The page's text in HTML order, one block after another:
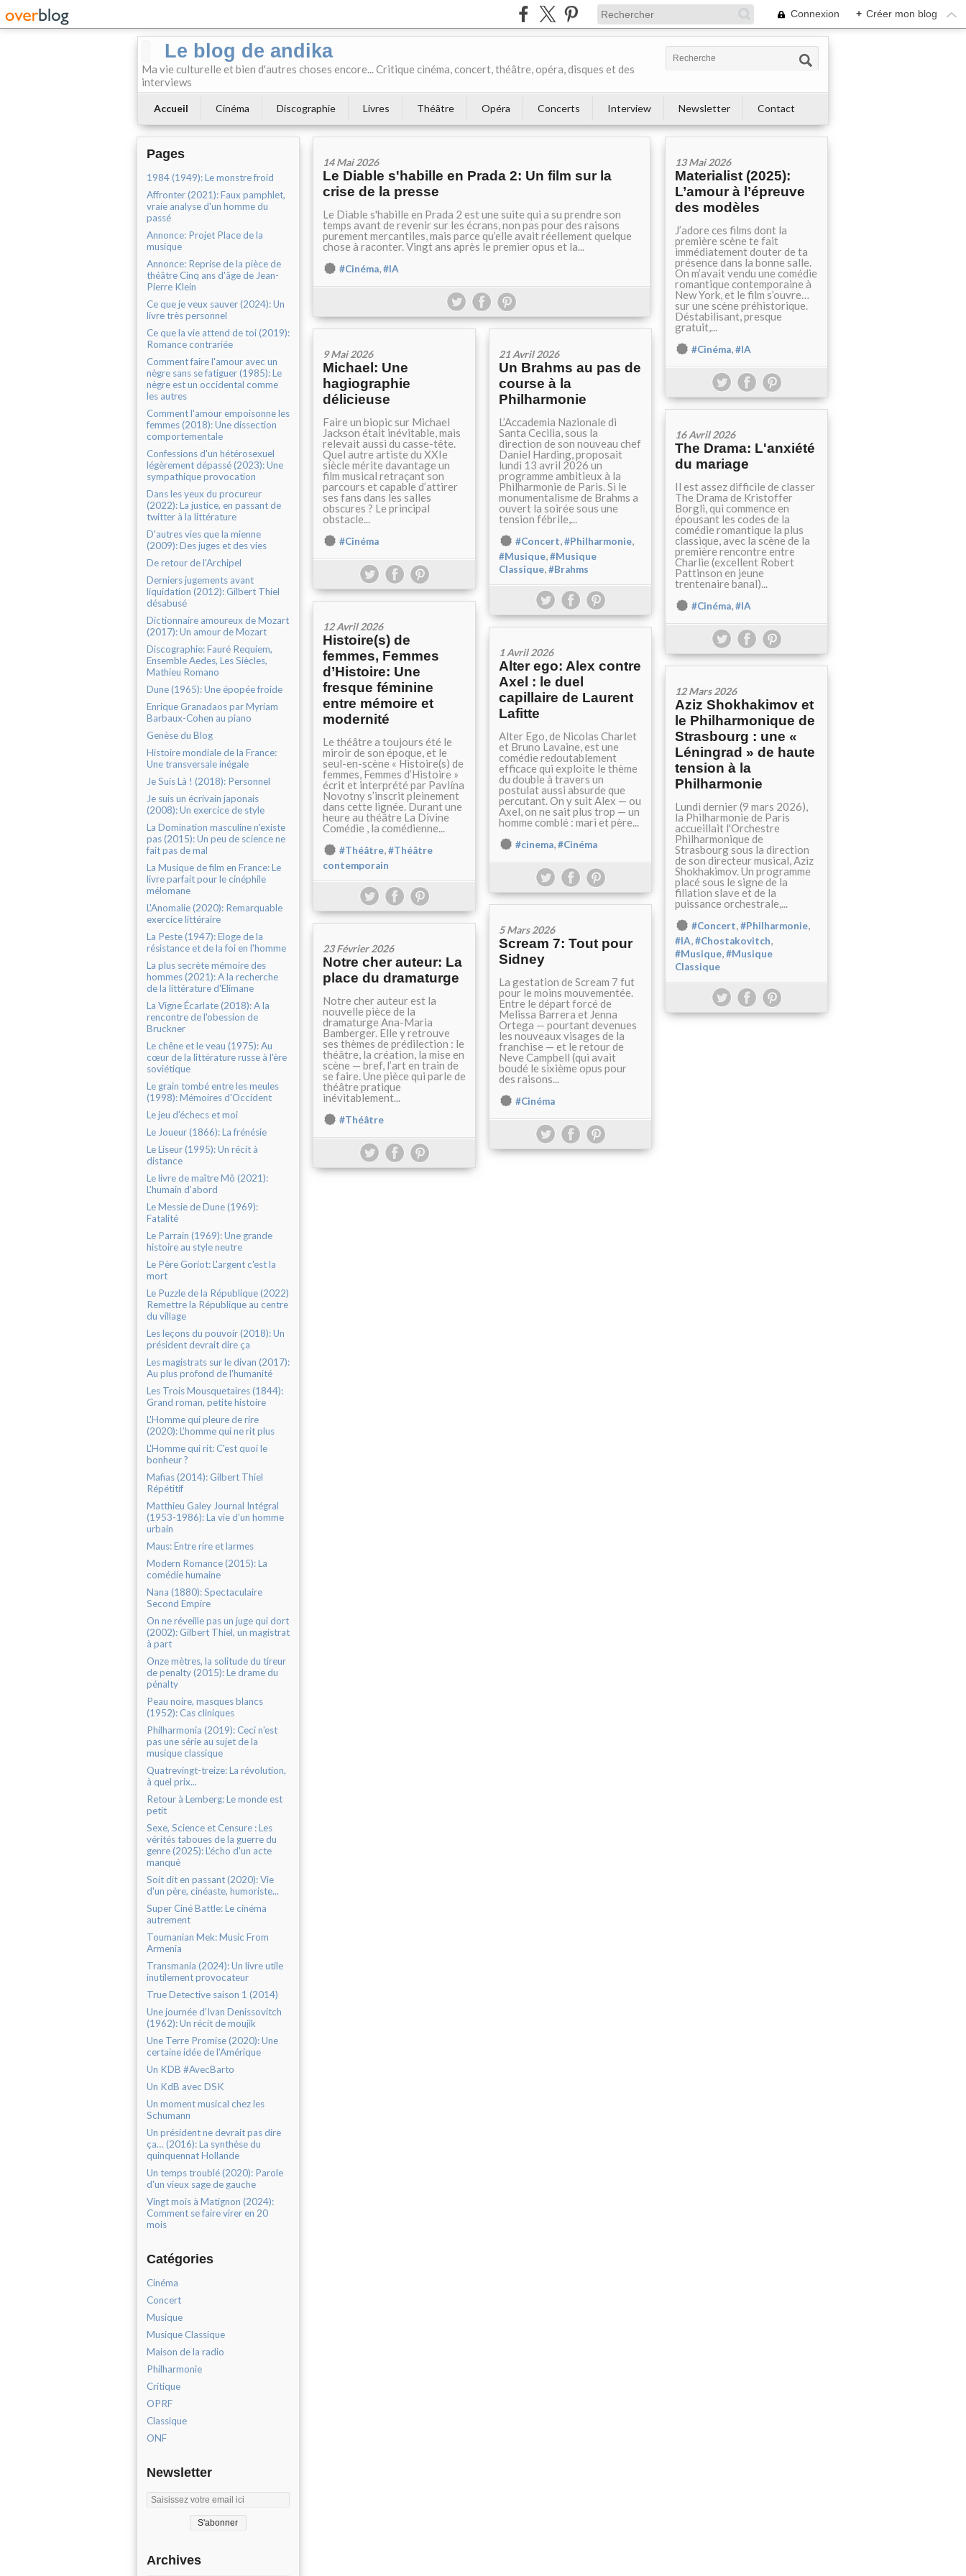
Connexion + Créer mon blog
Le blog de andika
Ma vie culturelle et bien d'autres choses encore... Critique cinéma, concert, théâtre, opéra, disques et des
interviews
Accueil Cinéma Discographie Livres Théâtre Opéra Concerts Interview Newsletter Contact
Pages
1984 (1949): Le monstre froid
Affronter (2021): Faux pamphlet,
vraie analyse d'un homme du
passé
Annonce: Projet Place de la
musique
Annonce: Reprise de la pièce de
théâtre Cinq ans d'âge de Jean-
Pierre Klein
Ce que je veux sauver (2024): Un
livre très personnel
Ce que la vie attend de toi (2019):
Romance contrariée
Comment faire l'amour avec un
nègre sans se fatiguer (1985): Le
nègre est un occidental comme
les autres
Comment l'amour empoisonne les
femmes (2018): Une dissection
comportementale
Confessions d'un hétérosexuel
légèrement dépassé (2023): Une
sympathique provocation
Dans les yeux du procureur
(2022): La justice, en passant de
twitter à la littérature
D'autres vies que la mienne
(2009): Des juges et des vies
De retour de l'Archipel
Derniers jugements avant
liquidation (2012): Gilbert Thiel
désabusé
Dictionnaire amoureux de Mozart
(2017): Un amour de Mozart
Discographie: Fauré Requiem,
Ensemble Aedes, Les Siècles,
Mathieu Romano
Dune (1965): Une épopée froide
Enrique Granadaos par Myriam
Barbaux-Cohen au piano
Genèse du Blog
Histoire mondiale de la France:
Une transversale inégale
Je Suis Là ! (2018): Personnel
Je suis un écrivain japonais
(2008): Un exercice de style
La Domination masculine n'existe
pas (2015): Un peu de science ne
fait pas de mal
La Musique de film en France: Le
livre parfait pour le cinéphile
mélomane
L'Anomalie (2020): Remarquable
exercice littéraire
La Peste (1947): Eloge de la
résistance et de la foi en l'homme
La plus secrète mémoire des
hommes (2021): A la recherche
de la littérature d'Elimane
La Vigne Écarlate (2018): A la
rencontre de l'obession de
Bruckner
Le chêne et le veau (1975): Au
cœur de la littérature russe à l'ère
soviétique
Le grain tombé entre les meules
(1998): Mémoires d'Occident
Le jeu d’échecs et moi
Le Joueur (1866): La frénésie
Le Liseur (1995): Un récit à
distance
Le livre de maître Mô (2021):
L’humain d’abord
Le Messie de Dune (1969):
Fatalité
Le Parrain (1969): Une grande
histoire au style neutre
Le Père Goriot: L'argent c'est la
mort
Le Puzzle de la République (2022)
Remettre la République au centre
du village
Les leçons du pouvoir (2018): Un
président devrait dire ça
Les magistrats sur le divan (2017):
Au plus profond de l'humanité
Les Trois Mousquetaires (1844):
Grand roman, petite histoire
L'Homme qui pleure de rire
(2020): L’homme qui ne rit plus
L'Homme qui rit: C'est quoi le
bonheur ?
Mafias (2014): Gilbert Thiel
Répétitif
Matthieu Galey Journal Intégral
(1953-1986): La vie d’un homme
urbain
Maus: Entre rire et larmes
Modern Romance (2015): La
comédie humaine
Nana (1880): Spectaculaire
Second Empire
On ne réveille pas un juge qui dort
(2002): Gilbert Thiel, un magistrat
à part
Onze mètres, la solitude du tireur
de penalty (2015): Le drame du
pénalty
Peau noire, masques blancs
(1952): Cas cliniques
Philharmonia (2019): Ceci n'est
pas une série au sujet de la
musique classique
Quatrevingt-treize: La révolution,
à quel prix...
Retour à Lemberg: Le monde est
petit
Sexe, Science et Censure : Les
vérités taboues de la guerre du
genre (2025): L'écho d'un acte
manqué
Soit dit en passant (2020): Vie
d'un père, cinéaste, humoriste...
Super Ciné Battle: Le cinéma
autrement
Toumanian Mek: Music From
Armenia
Transmania (2024): Un livre utile
inutilement provocateur
True Detective saison 1 (2014)
Une journée d'Ivan Denissovitch
(1962): Un récit de moujik
Une Terre Promise (2020): Une
certaine idée de l’Amérique
Un KDB #AvecBarto
Un KdB avec DSK
Un moment musical chez les
Schumann
Un président ne devrait pas dire
ça… (2016): La synthèse du
quinquennat Hollande
Un temps troublé (2020): Parole
d'un vieux sage de gauche
Vingt mois à Matignon (2024):
Comment se faire virer en 20
mois
Catégories
Cinéma
Concert
Musique
Musique Classique
Maison de la radio
Philharmonie
Critique
OPRF
Classique
ONF
Newsletter
Archives
14 Mai 2026
Le Diable s'habille en Prada 2: Un film sur la
crise de la presse
Le Diable s'habille en Prada 2 est une suite qui a su prendre son
temps avant de revenir sur les écrans, non pas pour des raisons
purement mercantiles, mais parce qu’elle avait réellement quelque
chose à raconter. Vingt ans après le premier opus et la...
#Cinéma,#IA
13 Mai 2026
Materialist (2025):
L’amour à l’épreuve
des modèles
J’adore ces films dont la
première scène te fait
immédiatement douter de ta
présence dans la bonne salle.
On m’avait vendu une comédie
romantique contemporaine à
New York, et le film s’ouvre…
sur une scène préhistorique.
Déstabilisant, presque
gratuit,...
#Cinéma,#IA
9 Mai 2026
Michael: Une
hagiographie
délicieuse
Faire un biopic sur Michael
Jackson était inévitable, mais
relevait aussi du casse-tête.
Quel autre artiste du XXIe
siècle mérite davantage un
film musical retraçant son
parcours et capable d’attirer
ses fans dans les salles
obscures ? Le principal
obstacle...
#Cinéma
21 Avril 2026
Un Brahms au pas de
course à la
Philharmonie
L’Accademia Nazionale di
Santa Cecilia, sous la
direction de son nouveau chef
Daniel Harding, proposait
lundi 13 avril 2026 un
programme ambitieux à la
Philharmonie de Paris. Si le
monumentalisme de Brahms a
ouvert la soirée sous une
tension fébrile,...
#Concert,#Philharmonie,
#Musique,#Musique
Classique,#Brahms
16 Avril 2026
The Drama: L'anxiété
du mariage
Il est assez difficile de classer
The Drama de Kristoffer
Borgli, qui commence en
épousant les codes de la
comédie romantique la plus
classique, avec la scène de la
première rencontre entre
Charlie (excellent Robert
Pattinson en jeune
trentenaire banal)...
#Cinéma,#IA
12 Avril 2026
Histoire(s) de
femmes, Femmes
d’Histoire: Une
fresque féminine
entre mémoire et
modernité
Le théâtre a toujours été le
miroir de son époque, et le
seul-en-scène « Histoire(s) de
femmes, Femmes d’Histoire »
écrit et interprété par Pavlína
Novotny s’inscrit pleinement
dans cette lignée. Durant une
heure au théâtre La Divine
Comédie , la comédienne...
#Théâtre,#Théâtre
contemporain
1 Avril 2026
Alter ego: Alex contre
Axel : le duel
capillaire de Laurent
Lafitte
Alter Ego, de Nicolas Charlet
et Bruno Lavaine, est une
comédie redoutablement
efficace qui exploite le thème
du double à travers un
postulat aussi absurde que
percutant. On y suit Alex — ou
Axel, on ne sait plus trop — un
homme comblé : mari et père...
#cinema,#Cinéma
12 Mars 2026
Aziz Shokhakimov et
le Philharmonique de
Strasbourg : une «
Léningrad » de haute
tension à la
Philharmonie
Lundi dernier (9 mars 2026),
la Philharmonie de Paris
accueillait l'Orchestre
Philharmonique de
Strasbourg sous la direction
de son directeur musical, Aziz
Shokhakimov. Un programme
placé sous le signe de la
filiation slave et de la
puissance orchestrale,...
#Concert,#Philharmonie,
#IA,#Chostakovitch,
#Musique,#Musique
Classique
5 Mars 2026
Scream 7: Tout pour
Sidney
La gestation de Scream 7 fut
pour le moins mouvementée.
Entre le départ forcé de
Melissa Barrera et Jenna
Ortega — pourtant devenues
les nouveaux visages de la
franchise — et le retour de
Neve Campbell (qui avait
boudé le sixième opus pour
des raisons...
#Cinéma
23 Février 2026
Notre cher auteur: La
place du dramaturge
Notre cher auteur est la
nouvelle pièce de la
dramaturge Ana-Maria
Bamberger. Elle y retrouve
ses thèmes de prédilection : le
théâtre, la création, la mise en
scène — bref, l’art en train de
se faire. Une pièce qui parle de
théâtre pratique
inévitablement...
#Théâtre